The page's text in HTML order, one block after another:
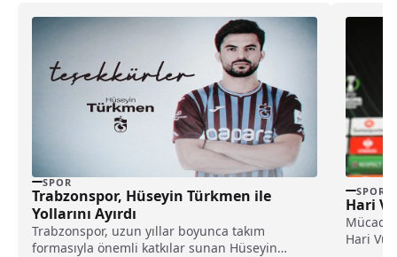
SPOR
Trabzonspor, Hüseyin Türkmen ile
Yollarını Ayırdı
Trabzonspor, uzun yıllar boyunca takım
formasıyla önemli katkılar sunan Hüseyin
SPOR
Hari
Hari